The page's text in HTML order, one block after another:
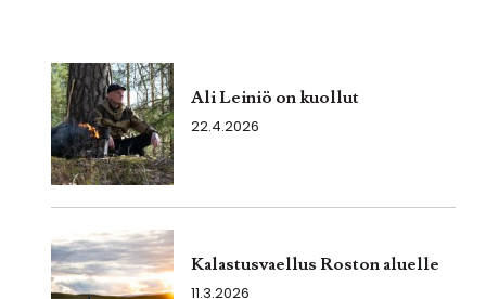
Ali Leiniö on kuollut
22.4.2026
Kalastusvaellus Roston aluelle
11.3.2026